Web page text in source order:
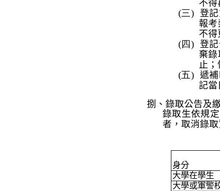
不得
(三) 登
報
不得
(四) 登
棄
止；
(五) 遞
記當
捌、錄取公告及
錄取生依規定
者，取消錄
身分
大學在學生
大學或軍警